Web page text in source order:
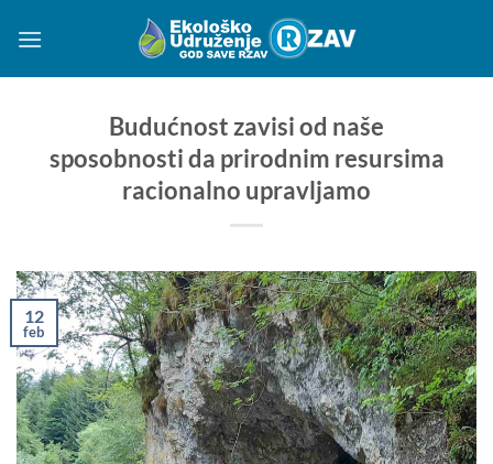
Budućnost zavisi od naše
sposobnosti da prirodnim resursima
racionalno upravljamo
12
feb